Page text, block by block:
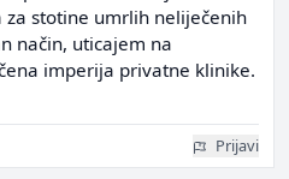
za stotine umrlih neliječenih
način, uticajem na
imperija privatne klinike.
Prijavi